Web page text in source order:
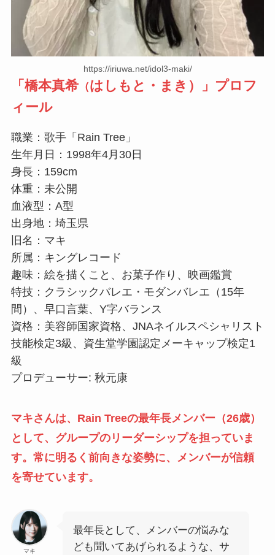
https://iriuwa.net/idol3-maki/
「 橋本真希（はしもと・まき）」プロフ
ィール
職業：歌手「Rain Tree」
生年月日：1998年4月30日
身長：159cm
体重：未公開
血液型：A型
出身地：埼玉県
旧名：マキ
所属：キングレコード
趣味：絵を描くこと、お菓子作り、映画鑑賞
特技：クラシックバレエ・モダンバレエ（15年
間）、早口言葉、Y字バランス
資格：美容師国家資格、JNAネイルスペシャリスト
技能検定3級、資生堂学園認定メーキャップ検定1
級
プロデューサー: 秋元康
マキさんは、Rain Treeの最年長メンバー（26歳）
として、グループのリーダーシップを担っていま
す。常に明るく前向きな姿勢に、メンバーが信頼
を寄せています。
マキ
最年長として、メンバーの悩みな
ども聞いてあげられるような、サ